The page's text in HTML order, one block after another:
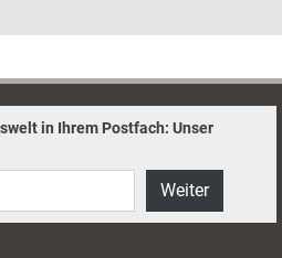
in Ihrem Postfach: Unser
Weiter